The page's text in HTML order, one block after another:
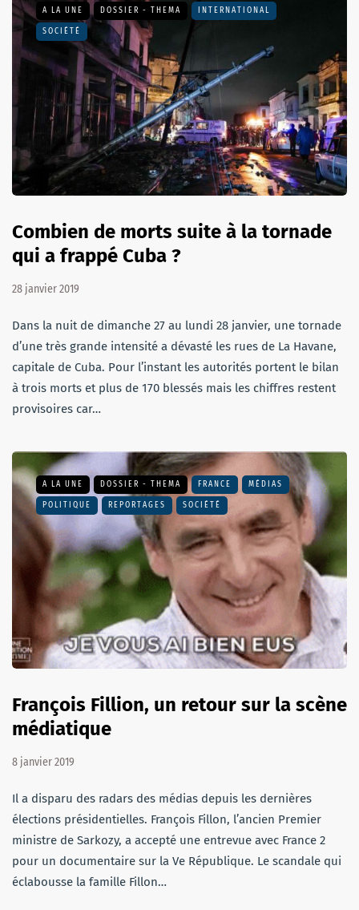
A LA UNE DOSSIER - THEMA INTERNATIONAL
SOCIÉTÉ
Combien de morts suite à la tornade
qui a frappé Cuba ?
28 janvier 2019
Dans la nuit de dimanche 27 au lundi 28 janvier, une tornade
d’une très grande intensité a dévasté les rues de La Havane,
capitale de Cuba. Pour l’instant les autorités portent le bilan
à trois morts et plus de 170 blessés mais les chiffres restent
provisoires car…
A LA UNE DOSSIER - THEMA FRANCE MÉDIAS
POLITIQUE REPORTAGES SOCIÉTÉ
François Fillion, un retour sur la scène
médiatique
8 janvier 2019
Il a disparu des radars des médias depuis les dernières
élections présidentielles. François Fillon, l’ancien Premier
ministre de Sarkozy, a accepté une entrevue avec France 2
pour un documentaire sur la Ve République. Le scandale qui
éclabousse la famille Fillon…